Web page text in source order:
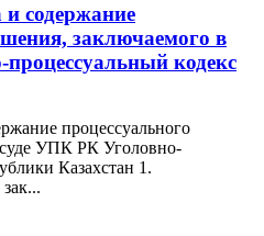
содержание
заключаемого в
кодекс
процессуального
суде УПК РК Уголовно-
Казахстан 1.